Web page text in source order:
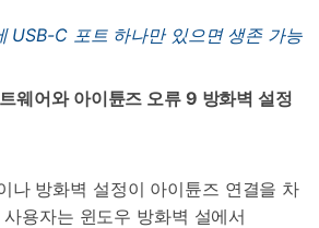
USB-C 포트 하나만 있으면 생존 가능
웨어와 아이튠즈 오류 9 방화벽 설정
나 방화벽 설정이 아이튠즈 연결을 차
용자는 윈도우 방화벽 설에서